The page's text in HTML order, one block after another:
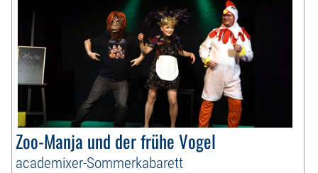
Zoo-Manja und der frühe Vogel
academixer-Sommerkabarett